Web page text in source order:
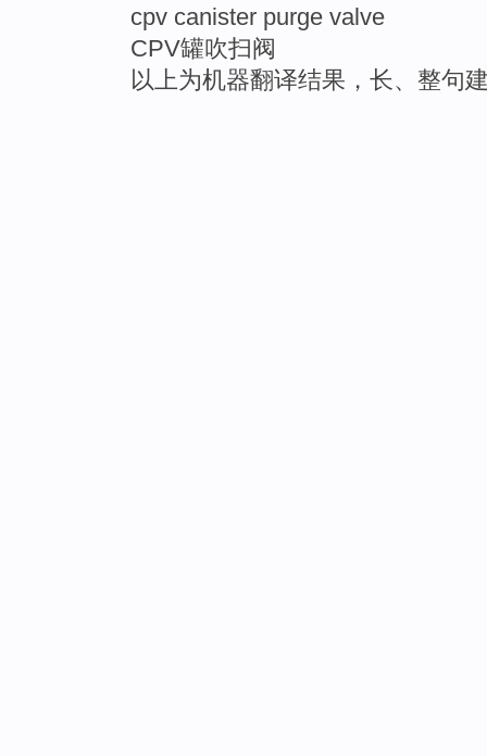
cpv canister purge valve
CPV罐吹扫阀
以上为机器翻译结果，长、整句